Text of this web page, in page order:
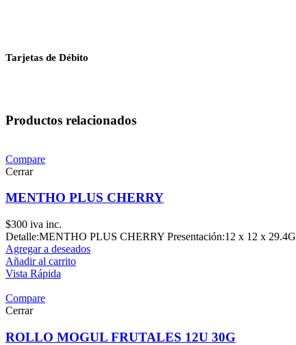
Tarjetas de Débito
Productos relacionados
Compare
Cerrar
MENTHO PLUS CHERRY
$300 iva inc.
Detalle:MENTHO PLUS CHERRY Presentación:12 x 12 x 29.4G
Agregar a deseados
Añadir al carrito
Vista Rápida
Compare
Cerrar
ROLLO MOGUL FRUTALES 12U 30G